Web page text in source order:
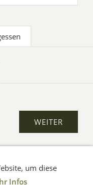
Hilfe
um diese
Infos